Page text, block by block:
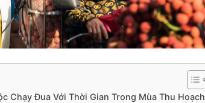
Chạy Đua Với Thời Gian Trong Mùa Thu Hoạch